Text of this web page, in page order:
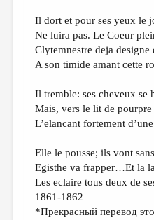
Il dort et pour ses yeux le
Ne luira pas. Le Coeur
Clytemnestre deja designe
A son timide amant cette
Il tremble: ses cheveux se
Mais, vers le lit de
L’elancant fortement
Elle le pousse; ils vont
Egisthe va frapper…Et la
Les eclaire tous deux de
1861-1862
*Прекрасный перевод